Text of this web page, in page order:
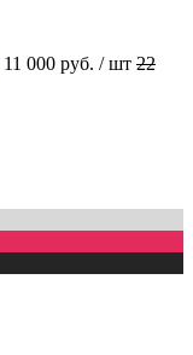
11 000 руб. / шт 22